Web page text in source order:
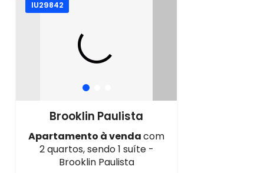
IU29842
Brooklin Paulista
Apartamento à vendacom
2 quartos, sendo 1 suíte -
Brooklin Paulista